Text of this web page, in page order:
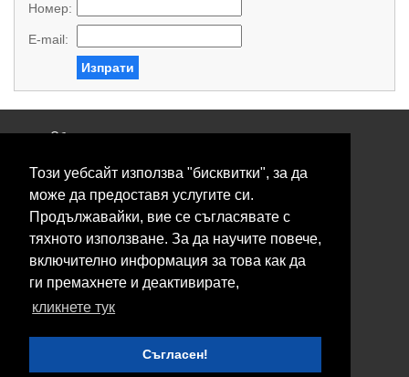
Този уебсайт използва "бисквитки", за да
може да предоставя услугите си.
Продължавайки, вие се съгласявате с
тяхното използване. За да научите повече,
включително информация за това как да
ги премахнете и деактивирате,
кликнете тук
Съгласен!
Номер:
E-mail:
Изпрати
Общи условия
Свържете се с нас
Контакти
Нашите сервизи
Блог
© 2026 Fransizkup.bg всички права запазени
Изграждане и поддръжка от
Boby_fransizkup